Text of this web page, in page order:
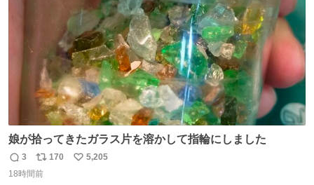
娘が拾ってきたガラス片を溶かして指輪にしました
返
信
3
リ
ポ
170
い
5,205
18時間前